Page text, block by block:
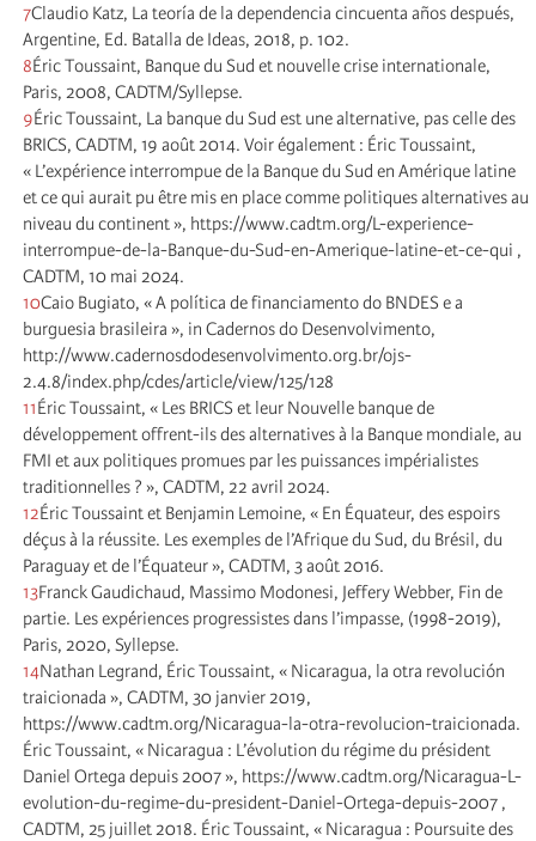
7Claudio Katz, La teoría de la dependencia cincuenta años después,
Argentine, Ed. Batalla de Ideas, 2018, p. 102.
8Éric Toussaint, Banque du Sud et nouvelle crise internationale,
Paris, 2008, CADTM/Syllepse.
9Éric Toussaint, La banque du Sud est une alternative, pas celle des
BRICS, CADTM, 19 août 2014. Voir également : Éric Toussaint,
« L’expérience interrompue de la Banque du Sud en Amérique latine
et ce qui aurait pu être mis en place comme politiques alternatives au
niveau du continent », https://www.cadtm.org/L-experience-
interrompue-de-la-Banque-du-Sud-en-Amerique-latine-et-ce-qui ,
CADTM, 10 mai 2024.
10Caio Bugiato, « A política de financiamento do BNDES e a
burguesia brasileira », in Cadernos do Desenvolvimento,
http://www.cadernosdodesenvolvimento.org.br/ojs-
2.4.8/index.php/cdes/article/view/125/128
11Éric Toussaint, « Les BRICS et leur Nouvelle banque de
développement offrent-ils des alternatives à la Banque mondiale, au
FMI et aux politiques promues par les puissances impérialistes
traditionnelles ? », CADTM, 22 avril 2024.
12Éric Toussaint et Benjamin Lemoine, « En Équateur, des espoirs
déçus à la réussite. Les exemples de l’Afrique du Sud, du Brésil, du
Paraguay et de l’Équateur », CADTM, 3 août 2016.
13Franck Gaudichaud, Massimo Modonesi, Jeffery Webber, Fin de
partie. Les expériences progressistes dans l’impasse, (1998-2019),
Paris, 2020, Syllepse.
14Nathan Legrand, Éric Toussaint, « Nicaragua, la otra revolución
traicionada », CADTM, 30 janvier 2019,
https://www.cadtm.org/Nicaragua-la-otra-revolucion-traicionada.
Éric Toussaint, « Nicaragua : L’évolution du régime du président
Daniel Ortega depuis 2007 », https://www.cadtm.org/Nicaragua-L-
evolution-du-regime-du-president-Daniel-Ortega-depuis-2007 ,
CADTM, 25 juillet 2018. Éric Toussaint, « Nicaragua : Poursuite des